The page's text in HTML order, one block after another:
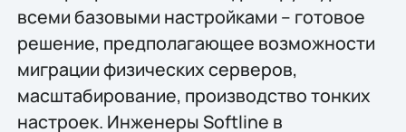
всеми базовыми настройками – готовое
решение, предполагающее возможности
миграции физических серверов,
масштабирование, производство тонких
настроек. Инженеры Softline в